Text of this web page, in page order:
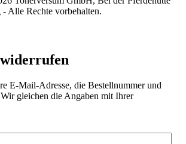
Alle Rechte vorbehalten.
E-Mail-Adresse, die Bestellnummer und
gleichen die Angaben mit Ihrer